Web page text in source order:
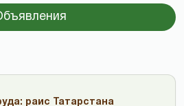
раис Татарстана